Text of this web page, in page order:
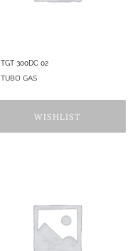
TGT 300DC 02
TUBO GAS
WISHLIST